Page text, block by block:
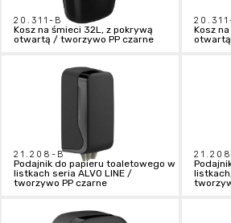
20.311-B
Kosz na śmieci 32L, z pokrywą
otwartą / tworzywo PP czarne
Kosz
otwartą
21.208-B
Podajnik do papieru toaletowego w
listkach seria ALVO LINE /
tworzywo PP czarne